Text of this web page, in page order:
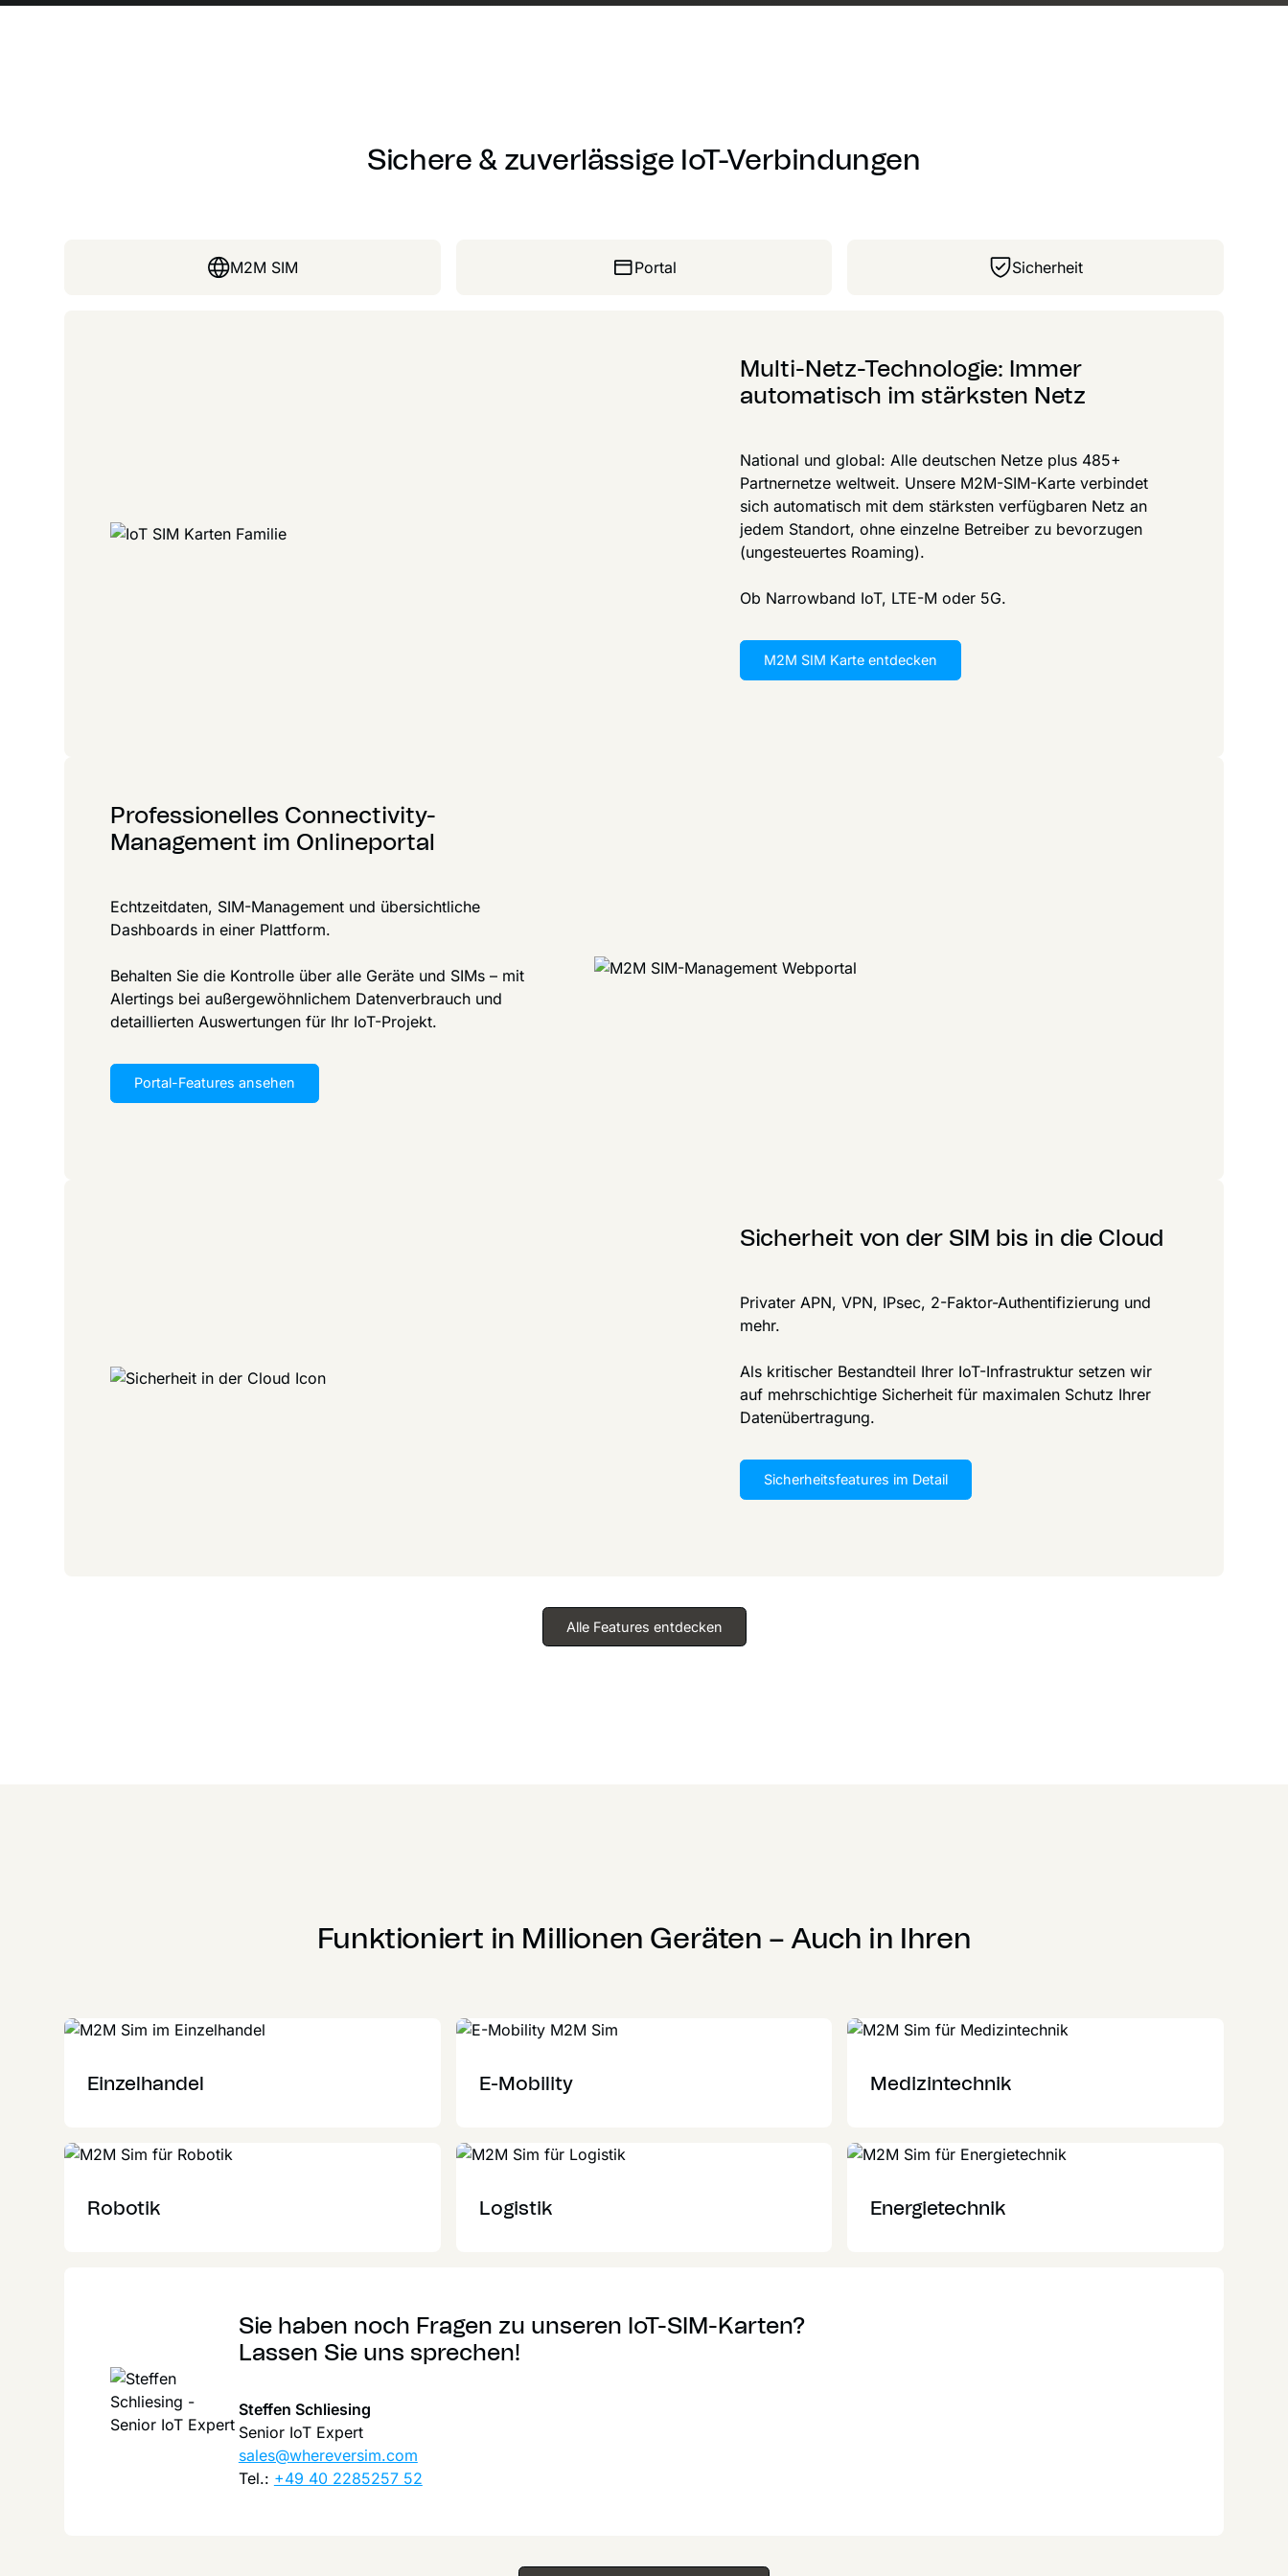
Sichere & zuverlässige IoT-Verbindungen
M2M SIM Portal Sicherheit
Multi-Netz-Technologie: Immer
automatisch im stärksten Netz
National und global: Alle deutschen Netze plus 485+
Partnernetze weltweit. Unsere M2M-SIM-Karte verbindet
sich automatisch mit dem stärksten verfügbaren Netz an
jedem Standort, ohne einzelne Betreiber zu bevorzugen
(ungesteuertes Roaming).
Ob Narrowband IoT, LTE-M oder 5G.
M2M SIM Karte entdecken
Professionelles Connectivity-
Management im Onlineportal
Echtzeitdaten, SIM-Management und übersichtliche
Dashboards in einer Plattform.
Behalten Sie die Kontrolle über alle Geräte und SIMs – mit
Alertings bei außergewöhnlichem Datenverbrauch und
detaillierten Auswertungen für Ihr IoT-Projekt.
Portal-Features ansehen
Sicherheit von der SIM bis in die Cloud
Privater APN, VPN, IPsec, 2-Faktor-Authentifizierung und
mehr.
Als kritischer Bestandteil Ihrer IoT-Infrastruktur setzen wir
auf mehrschichtige Sicherheit für maximalen Schutz Ihrer
Datenübertragung.
Sicherheitsfeatures im Detail
Alle Features entdecken
Funktioniert in Millionen Geräten – Auch in Ihren
Einzelhandel E-Mobility Medizintechnik
Robotik Logistik Energietechnik
Sie haben noch Fragen zu unseren IoT-SIM-Karten?
Lassen Sie uns sprechen!
Steffen Schliesing
Senior IoT Expert
sales@whereversim.com
Tel.: +49 40 2285257 52